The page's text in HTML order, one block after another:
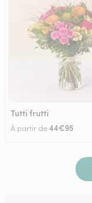
Tutti frutti
À partir de44€95